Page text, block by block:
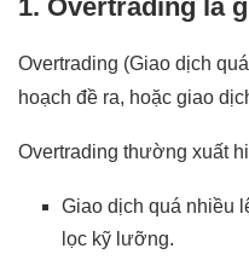
1. Overtrading là
Overtrading (Giao dịch
hoạch đề ra, hoặc giao
Overtrading thường xuất
Giao dịch quá nhiều
lọc kỹ lưỡng.